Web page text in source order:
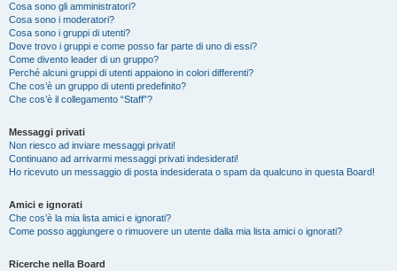
Cosa sono gli amministratori?
Cosa sono i moderatori?
Cosa sono i gruppi di utenti?
Dove trovo i gruppi e come posso far parte di uno di essi?
Come divento leader di un gruppo?
Perché alcuni gruppi di utenti appaiono in colori differenti?
Che cos’è un gruppo di utenti predefinito?
Che cos’è il collegamento “Staff”?
Messaggi privati
Non riesco ad inviare messaggi privati!
Continuano ad arrivarmi messaggi privati indesiderati!
Ho ricevuto un messaggio di posta indesiderata o spam da qualcuno in questa Board!
Amici e ignorati
Che cos’è la mia lista amici e ignorati?
Come posso aggiungere o rimuovere un utente dalla mia lista amici o ignorati?
Ricerche nella Board